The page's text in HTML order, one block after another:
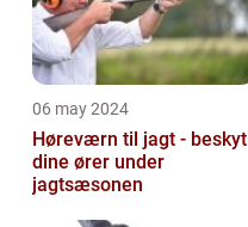
06 may 2024
Høreværn til jagt - beskyt
dine ører under
jagtsæsonen